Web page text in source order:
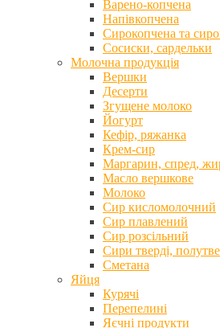
Варено-копчена
Напівкопчена
Сирокопчена та
Сосиски, сардельки
Молочна продукція
Вершки
Десерти
Згущене молоко
Йогурт
Кефір, ряжанка
Крем-сир
Маргарин, спред,
Масло вершкове
Молоко
Сир кисломолочний
Сир плавлений
Сир розсільний
Сири тверді,
Сметана
Яйця
Курячі
Перепелині
Яєчні продукти